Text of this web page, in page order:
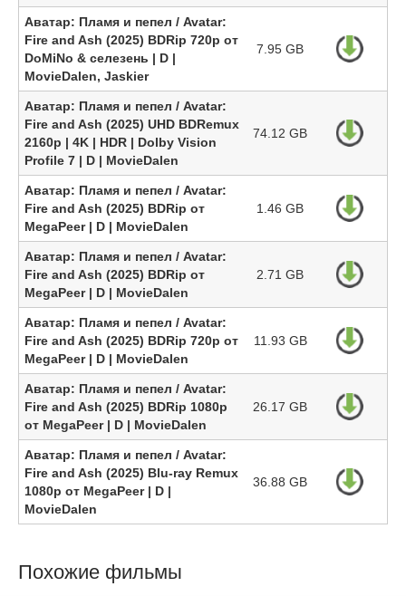
Аватар: Пламя и пепел / Avatar:
Fire and Ash (2025) BDRip 720p от
DoMiNo & селезень | D |
MovieDalen, Jaskier
7.95 GB
Аватар: Пламя и пепел / Avatar:
Fire and Ash (2025) UHD BDRemux
2160p | 4K | HDR | Dolby Vision
Profile 7 | D | MovieDalen
74.12 GB
Аватар: Пламя и пепел / Avatar:
Fire and Ash (2025) BDRip от
MegaPeer | D | MovieDalen
1.46 GB
Аватар: Пламя и пепел / Avatar:
Fire and Ash (2025) BDRip от
MegaPeer | D | MovieDalen
2.71 GB
Аватар: Пламя и пепел / Avatar:
Fire and Ash (2025) BDRip 720p от
MegaPeer | D | MovieDalen
11.93 GB
Аватар: Пламя и пепел / Avatar:
Fire and Ash (2025) BDRip 1080p
от MegaPeer | D | MovieDalen
26.17 GB
Аватар: Пламя и пепел / Avatar:
Fire and Ash (2025) Blu-ray Remux
1080p от MegaPeer | D |
MovieDalen
36.88 GB
Похожие фильмы